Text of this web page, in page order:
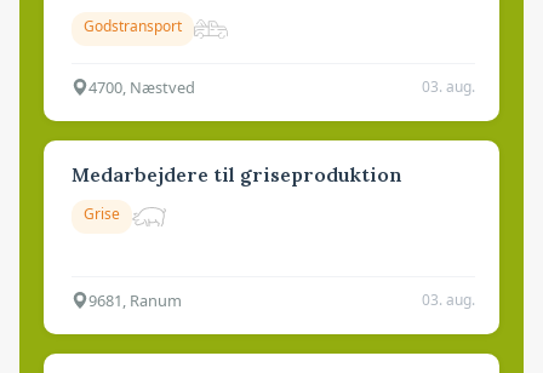
Godstransport
4700, Næstved 03. aug.
Medarbejdere til griseproduktion
Grise
9681, Ranum 03. aug.